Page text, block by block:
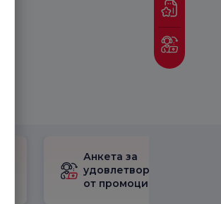
Анкета за
удовлетвореност
от промоцията